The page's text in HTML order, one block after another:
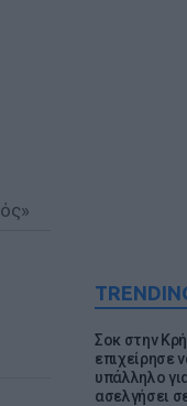
Σοκ στην
επιχείρησε
υπάλληλο
ασελγήσει